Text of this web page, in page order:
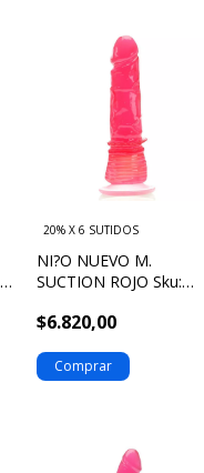
NI?O NUEVO M.
SUCTION ROJO Sku:
$6.820,00
20% X 6 SUTIDOS